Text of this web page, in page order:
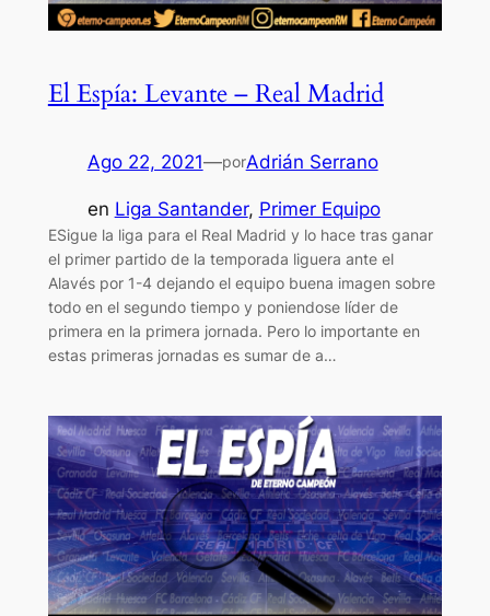
El Espía: Levante – Real Madrid
Ago 22, 2021—porAdrián Serrano
en Liga Santander, Primer Equipo
ESigue la liga para el Real Madrid y lo hace tras ganar
el primer partido de la temporada liguera ante el
Alavés por 1-4 dejando el equipo buena imagen sobre
todo en el segundo tiempo y poniendose líder de
primera en la primera jornada. Pero lo importante en
estas primeras jornadas es sumar de a…